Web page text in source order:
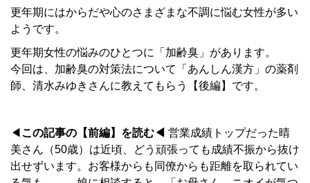
更年期にはからだや心のさまざまな不調に悩む女性が多い
ようです。
更年期女性の悩みのひとつに「加齢臭」があります。
今回は、加齢臭の対策法について「あんしん漢方」の薬剤
師、清水みゆきさんに教えてもらう【後編】です。
◀ この記事の【前編】を読む◀ 営業成績トップだった晴
美さん（50歳）は近頃、どう頑張っても成績不振から抜け
出せずいます。お客様からも同僚からも距離を取られてい